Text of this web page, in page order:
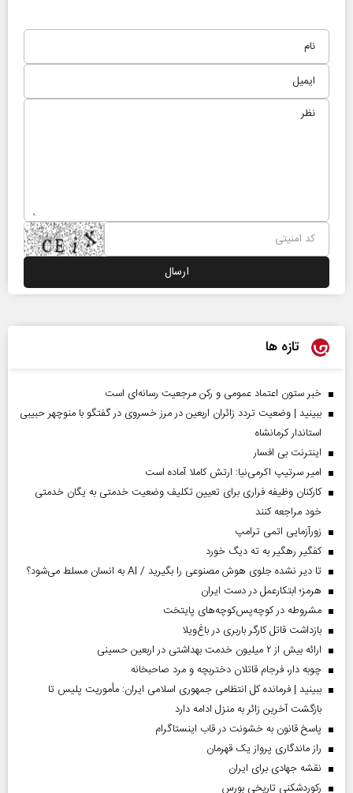
تازه ها
خبر ستون اعتماد عمومی و رکن مرجعیت رسانه‌ای است
ببینید | وضعیت تردد زائران اربعین در مرز خسروی در گفتگو با منوچهر حبیبی
استاندار کرمانشاه
اینترنت بی افسار
امیر سرتیپ اکرمی‌نیا: ارتش کاملا آماده است
کارکنان وظیفه فراری برای تعیین تکلیف وضعیت خدمتی به یگان خدمتی
خود مراجعه کنند
زورآزمایی اتمی ترامپ
کفگیر رهگیر به ته دیگ خورد
تا دیر نشده جلوی هوش مصنوعی را بگیرید / AI به انسان مسلط می‌شود؟
هرمز؛ ابتکارعمل در دست ایران
مشروطه در کوچه‌پس‌کوچه‌های پایتخت
بازداشت قاتل کارگر باربری در باغ‌ویلا
ارائه بیش از ۲ میلیون خدمت بهداشتی در اربعین حسینی
چوبه دار، فرجام قاتلان دختربچه و مرد صاحبخانه
ببینید | فرمانده کل انتظامی جمهوری اسلامی ایران­: مأموریت پلیس تا
بازگشت آخرین زائر به منزل ادامه دارد
پاسخ قانون به خشونت در قاب اینستاگرام
راز ماندگاری پرواز یک قهرمان
نقشه جهادی برای ایران
رکوردشکنی تاریخی بورس